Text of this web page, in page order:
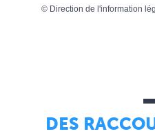
© Direction de l'information
DES